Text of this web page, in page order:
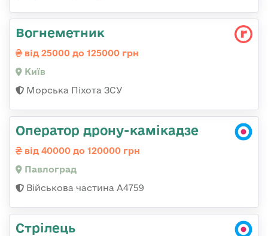
Вогнеметник
від 25000 до 125000 грн
Київ
Морська Піхота ЗСУ
Оператор дрону-камікадзе
від 40000 до 120000 грн
Павлоград
Військова частина А4759
Стрілець